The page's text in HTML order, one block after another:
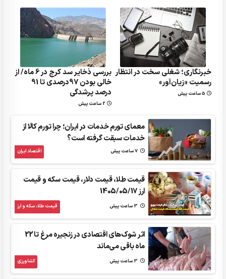
خبرنگاری؛ شغلی سخت در انتظار
رسمیت «زیان‌آور»
5 ساعت پیش
بررسی ذخایر سد کرج در 6 ماه/ از
خالی بودن 97درصدی تا 91
درصد پرشدگی
2 ساعت پیش
معمای تورم خدمات در ایران؛ چرا تورم کالا از
خدمات سبقت گرفته است؟
اقتصاد ایران
قیمت طلا، قیمت دلار، قیمت سکه و قیمت
ارز 1405/05/17
قیمت طلا، سکه و ارز
اثر شوک‌های اقتصادی در زنجیره مرغ تا 22
ماه باقی می‌ماند
کشاورزی